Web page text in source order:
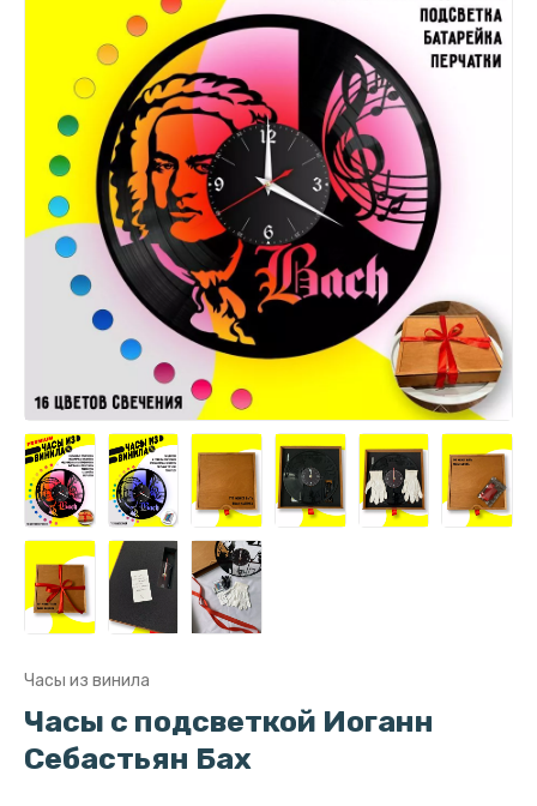
Часы из винила
Часы с подсветкой Иоганн
Себастьян Бах